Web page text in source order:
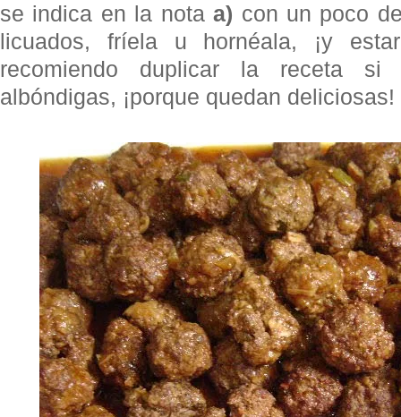
se indica en la notaa) con un poco
licuados, fríela u hornéala, ¡y
recomiendo duplicar la receta
albóndigas, ¡porque quedan deliciosas!